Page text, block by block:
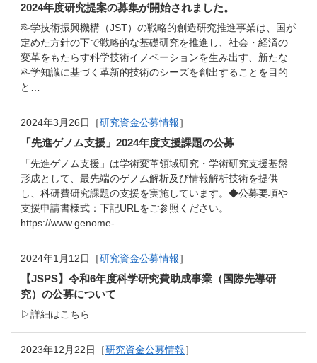
2024年度研究提案の募集が開始されました。
科学技術振興機構（JST）の戦略的創造研究推進事業は、国が
定めた方針の下で戦略的な基礎研究を推進し、社会・経済の
変革をもたらす科学技術イノベーションを生み出す、新たな
科学知識に基づく革新的技術のシーズを創出することを目的
と…
2024年3月26日［研究資金公募情報］
「先進ゲノム支援」2024年度支援課題の公募
「先進ゲノム支援」は学術変革領域研究・学術研究支援基盤
形成として、最先端のゲノム解析及び情報解析技術を提供
し、科研費研究課題の支援を実施しています。◆公募要項や
支援申請書様式：下記URLをご参照ください。
https://www.genome-…
2024年1月12日［研究資金公募情報］
【JSPS】令和6年度科学研究費助成事業（国際先導研
究）の公募について
▷詳細はこちら
2023年12月22日［研究資金公募情報］